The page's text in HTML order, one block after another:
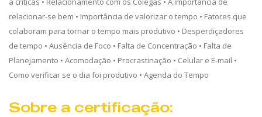
relacionar-se bem • Importância de valorizar o tempo • Fatores que
colaboram para tornar o tempo mais produtivo • Desperdiçadores
de tempo • Ausência de Foco • Falta de Concentração • Falta de
Planejamento • Acomodação • Procrastinação • Celular e E-mail •
Como verificar se o dia foi produtivo • Agenda do Tempo
Sobre a certificação: